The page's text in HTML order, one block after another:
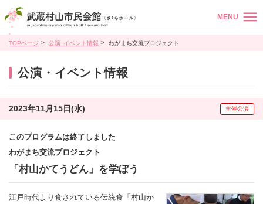
MENU
TOPページ 公演･イベント情報 わがまち交流プロジェクト
公演・イベント情報
2023年11月15日(水) 主催公演
このプログラムは終了しました
わがまち交流プロジェクト
「村山かてうどん」を学ぼう
江戸時代より食されている伝統食「村山か